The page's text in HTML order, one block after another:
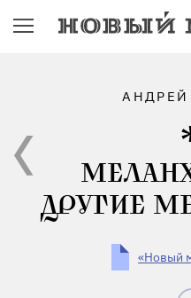
ДРУГИЕ
«Новый